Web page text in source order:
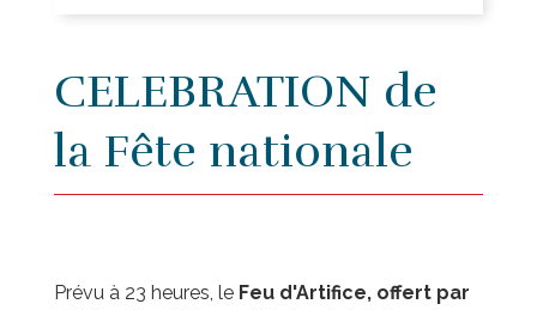
CELEBRATION de
la Fête nationale
Prévu à 23 heures, le Feu d'Artifice, offert par